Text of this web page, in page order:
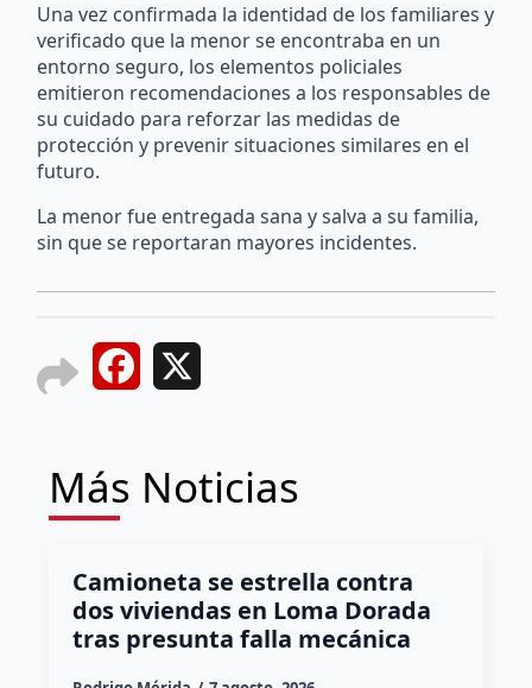
Una vez confirmada la identidad de los familiares y
verificado que la menor se encontraba en un
entorno seguro, los elementos policiales
emitieron recomendaciones a los responsables de
su cuidado para reforzar las medidas de
protección y prevenir situaciones similares en el
futuro.
La menor fue entregada sana y salva a su familia,
sin que se reportaran mayores incidentes.
Facebook
Más Noticias
Camioneta se estrella contra
dos viviendas en Loma Dorada
tras presunta falla mecánica